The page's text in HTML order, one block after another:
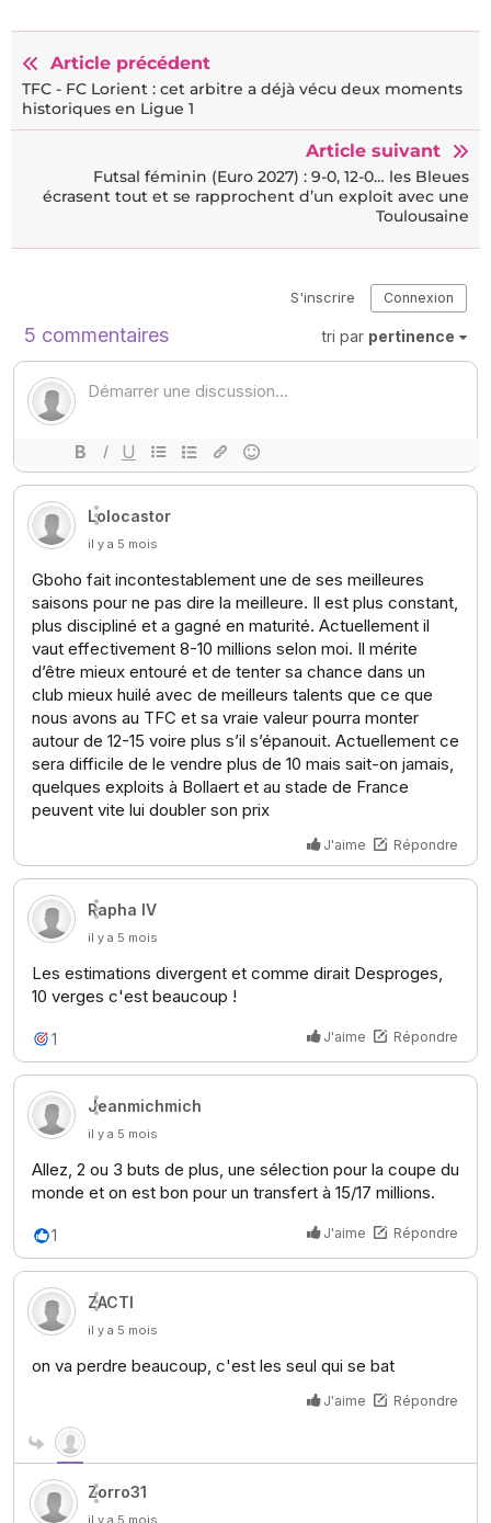
Article précédent
TFC - FC Lorient : cet arbitre a déjà vécu deux moments
historiques en Ligue 1
Article suivant
Futsal féminin (Euro 2027) : 9-0, 12-0… les Bleues
écrasent tout et se rapprochent d’un exploit avec une
Toulousaine